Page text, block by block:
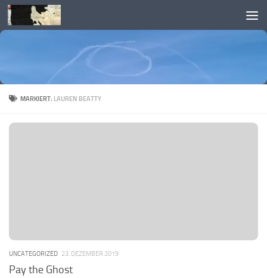
Skip to content
MARKIERT: LAUREN BEATTY
UNCATEGORIZED 23. DEZEMBER 2019
Pay the Ghost